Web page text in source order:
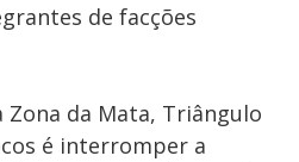
de facções
da Mata, Triângulo
é interromper a